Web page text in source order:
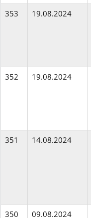
353 19.08.2024
352 19.08.2024
351 14.08.2024
350 09.08.2024